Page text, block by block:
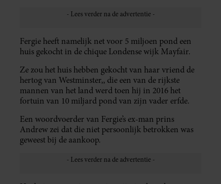
Fergie heeft namelijk net voor 5 miljoen pond een
huis gekocht in de chique Londense wijk Mayfair.
Ze zou het huis hebben gekocht van haar vriend de
hertog van Westminster,, die een van de rijkste
mannen van het land werd toen hij in 2016 het
fortuin van 10 miljard pond van zijn vader erfde.
Een woordvoerder van Fergie’s ex-man prins
Andrew zei dat die niet persoonlijk betrokken was
geweest bij de aankoop.